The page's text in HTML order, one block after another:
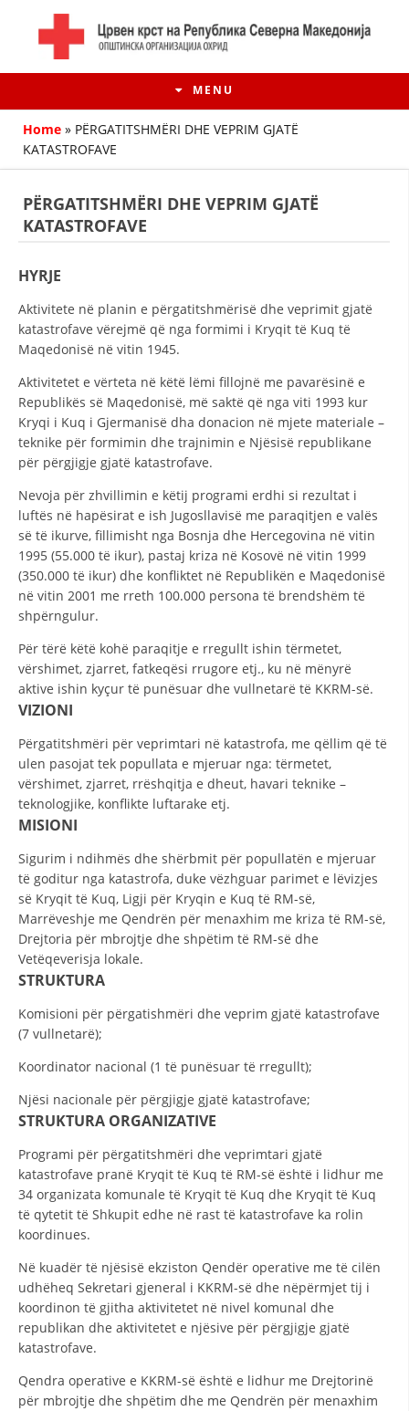
MENU
HISTORIA E KRYQIT TË KUQ
STRUKTURA E ORGANIZATËS
KONTAKT INFORMACIONE
LIGJI I KRYQIT TË KUQ
STATUTI I KRYQIT TË KUQ
BORDI DREJTUES
KUVENDI
STRUKTURA DHE STRUKTURA ORGANIZATIVE
DREJTA NDERKOMBETARE HUMANITARE
PROMOVIMI I VLERAVE HUMANE
PËRDORIMIN DHE MBROJTJEN E STEMËS
SI TË JEPNI DONACIONE
STACIONIN E UJIT SHPËTIMIT – VODNO
EOK E CK
PROJEKTE
MARRDHËNJE ME PUBLIKUN
BASHKËPUNIM NDËRKOMBËTAR
MARRËVESHJE
Home » PËRGATITSHMËRI DHE VEPRIM GJATË
KATASTROFAVE
PËRGATITSHMËRI DHE VEPRIM GJATË
KATASTROFAVE
HYRJE
Aktivitete në planin e përgatitshmërisë dhe veprimit gjatë
katastrofave vërejmë që nga formimi i Kryqit të Kuq të
Maqedonisë në vitin 1945.
Aktivitetet e vërteta në këtë lëmi fillojnë me pavarësinë e
Republikës së Maqedonisë, më saktë që nga viti 1993 kur
Kryqi i Kuq i Gjermanisë dha donacion në mjete materiale –
teknike për formimin dhe trajnimin e Njësisë republikane
për përgjigje gjatë katastrofave.
Nevoja për zhvillimin e këtij programi erdhi si rezultat i
luftës në hapësirat e ish Jugosllavisë me paraqitjen e valës
së të ikurve, fillimisht nga Bosnja dhe Hercegovina në vitin
1995 (55.000 të ikur), pastaj kriza në Kosovë në vitin 1999
(350.000 të ikur) dhe konfliktet në Republikën e Maqedonisë
në vitin 2001 me rreth 100.000 persona të brendshëm të
shpërngulur.
Për tërë këtë kohë paraqitje e rregullt ishin tërmetet,
vërshimet, zjarret, fatkeqësi rrugore etj., ku në mënyrë
aktive ishin kyçur të punësuar dhe vullnetarë të KKRM-së.
VIZIONI
Përgatitshmëri për veprimtari në katastrofa, me qëllim që të
ulen pasojat tek popullata e mjeruar nga: tërmetet,
vërshimet, zjarret, rrëshqitja e dheut, havari teknike –
teknologjike, konflikte luftarake etj.
MISIONI
Sigurim i ndihmës dhe shërbmit për popullatën e mjeruar
të goditur nga katastrofa, duke vëzhguar parimet e lëvizjes
së Kryqit të Kuq, Ligji për Kryqin e Kuq të RM-së,
Marrëveshje me Qendrën për menaxhim me kriza të RM-së,
Drejtoria për mbrojtje dhe shpëtim të RM-së dhe
Vetëqeverisja lokale.
STRUKTURA
Komisioni për përgatishmëri dhe veprim gjatë katastrofave
(7 vullnetarë);
Koordinator nacional (1 të punësuar të rregullt);
Njësi nacionale për përgjigje gjatë katastrofave;
STRUKTURA ORGANIZATIVE
Programi për përgatitshmëri dhe veprimtari gjatë
katastrofave pranë Kryqit të Kuq të RM-së është i lidhur me
34 organizata komunale të Kryqit të Kuq dhe Kryqit të Kuq
të qytetit të Shkupit edhe në rast të katastrofave ka rolin
koordinues.
Në kuadër të njësisë ekziston Qendër operative me të cilën
udhëheq Sekretari gjeneral i KKRM-së dhe nëpërmjet tij i
koordinon të gjitha aktivitetet në nivel komunal dhe
republikan dhe aktivitetet e njësive për përgjigje gjatë
katastrofave.
Qendra operative e KKRM-së është e lidhur me Drejtorinë
për mbrojtje dhe shpëtim dhe me Qendrën për menaxhim